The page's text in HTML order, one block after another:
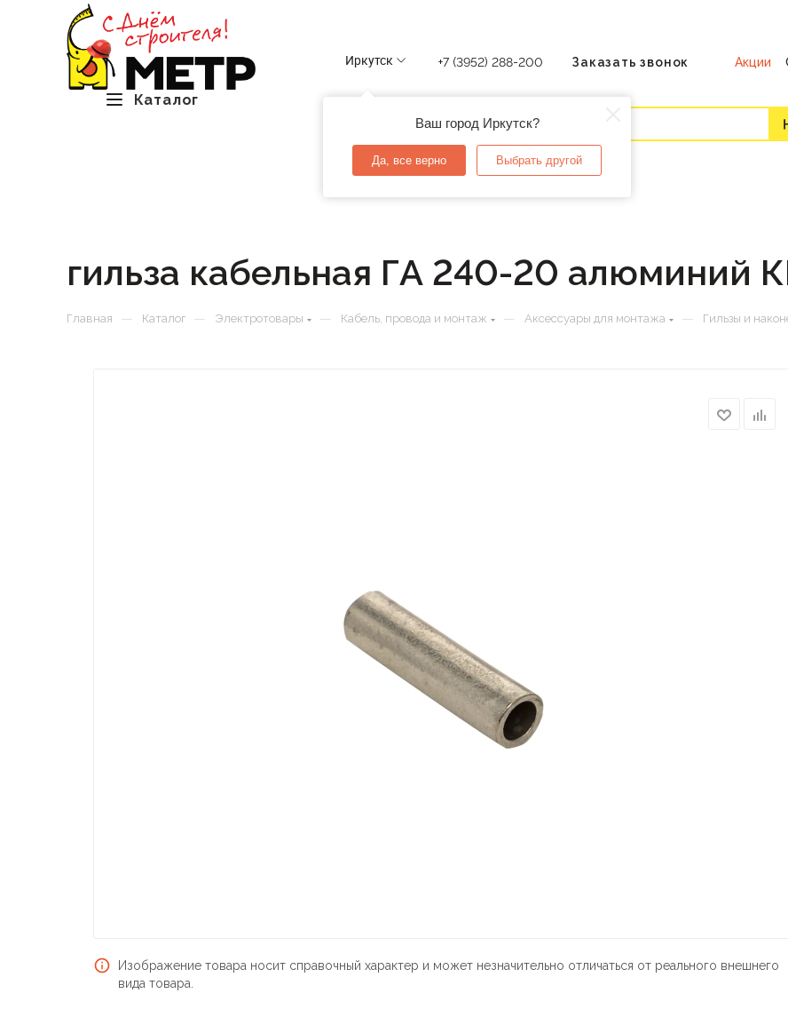
Каталог
Иркутск
Ваш город Иркутск?
Да, все верно Выбрать другой
+7 (3952) 288-200 Заказать звонок Акции
гильза кабельная ГА 240-20 алюминий
Главная — Каталог — Электротовары — Кабель, провода и монтаж — Аксессуары для монтажа — Гильзы и
Изображение товара носит справочный характер и может незначительно отличаться от реального внешнего
вида товара.